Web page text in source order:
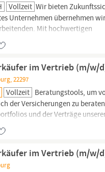
Vollzeit Wir bieten
Unternehmen übernehmen
Mit hochwertigen
und exzellentem
Anbietern in
suchen wir engagierte
im Vertrieb (m/w/
22297
Vollzeit Beratungstools, um
der Versicherungen zu
und der Verträge
Versicherungs- und
und Partizipation an
Vertriebskanalsder Allianz.
im Vertrieb (m/w/